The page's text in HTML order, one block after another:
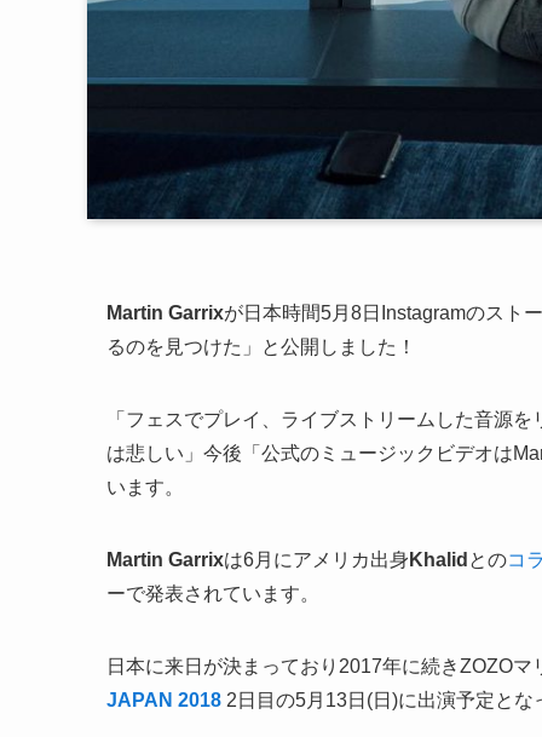
Martin Garrixが日本時間5月8日Instagramのスト
るのを見つけた」と公開しました！
「フェスでプレイ、ライブストリームした音源
は悲しい」今後「公式のミュージックビデオは
います。
Martin Garrixは6月にアメリカ出身 Khalid とのコ
ーで発表されています。
日本に来日が決まっており2017年に続きZOZO
JAPAN 2018 2日目の5月13日(日)に出演予定とな